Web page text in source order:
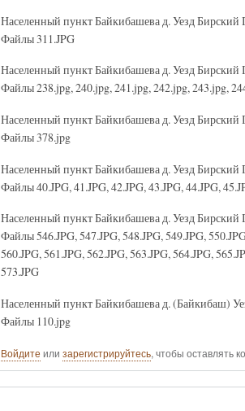
Населенный пункт Байкибашева д. Уезд
Файлы 311.JPG
Населенный пункт Байкибашева д. Уезд
Файлы 238.jpg, 240.jpg, 241.jpg, 242.jpg, 243.jpg,
Населенный пункт Байкибашева д. Уезд
Файлы 378.jpg
Населенный пункт Байкибашева д. Уезд
Файлы 40.JPG, 41.JPG, 42.JPG, 43.JPG, 44.JPG,
Населенный пункт Байкибашева д. Уезд
Файлы 546.JPG, 547.JPG, 548.JPG, 549.JPG,
560.JPG, 561.JPG, 562.JPG, 563.JPG, 564.JPG,
573.JPG
Населенный пункт Байкибашева д. (Байкибаш)
Файлы 110.jpg
Войдите или зарегистрируйтесь, чтобы оставлять